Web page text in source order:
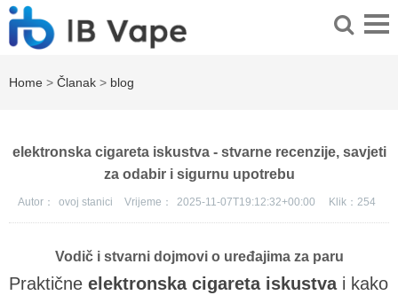
Home > Članak > blog
elektronska cigareta iskustva - stvarne recenzije, savjeti
za odabir i sigurnu upotrebu
Autor： ovoj stanici Vrijeme： 2025-11-07T19:12:32+00:00 Klik： 254
Vodič i stvarni dojmovi o uređajima za paru
Praktične elektronska cigareta iskustvai kako